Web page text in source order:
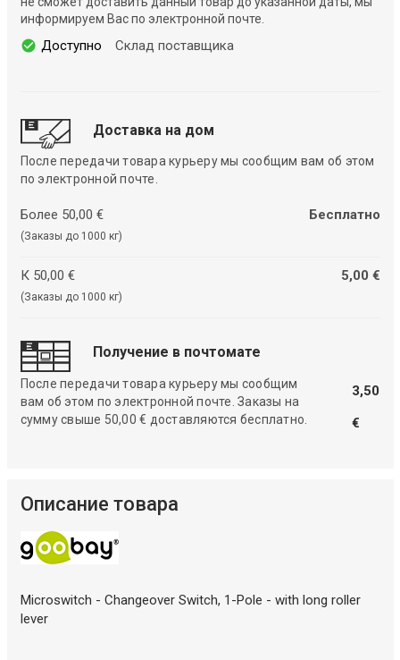
информируем Вас по электронной почте.
Доступно Склад поставщика
Доставка на дом
После передачи товара курьеру мы сообщим вам об этом
по электронной почте.
Более 50,00 €
(Заказы до 1000 кг)
Бесплатно
К 50,00 €
(Заказы до 1000 кг)
5,00 €
Получение в почтомате
После передачи товара курьеру мы сообщим
вам об этом по электронной почте. Заказы на
сумму свыше 50,00 € доставляются бесплатно.
3,50
€
Описание товара
Microswitch - Changeover Switch, 1-Pole - with long roller
lever